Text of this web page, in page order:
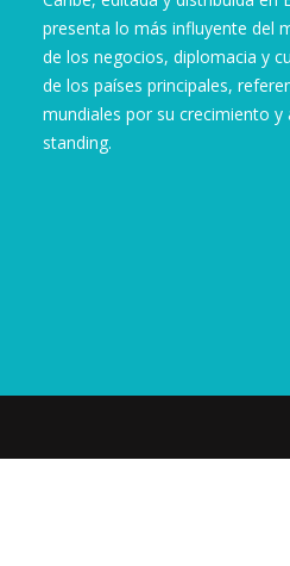
presenta lo más influyente del
de los negocios, diplomacia y
de los países principales,
mundiales por su crecimiento y
standing.